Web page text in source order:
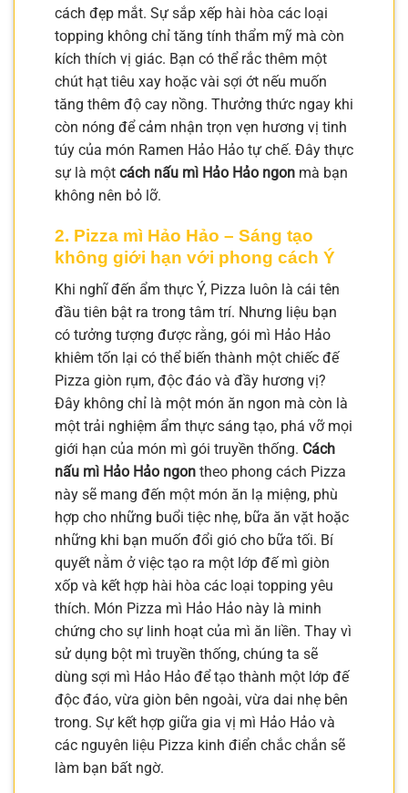
cách đẹp mắt. Sự sắp xếp hài hòa các loại
topping không chỉ tăng tính thẩm mỹ mà còn
kích thích vị giác. Bạn có thể rắc thêm một
chút hạt tiêu xay hoặc vài sợi ớt nếu muốn
tăng thêm độ cay nồng. Thưởng thức ngay khi
còn nóng để cảm nhận trọn vẹn hương vị tinh
túy của món Ramen Hảo Hảo tự chế. Đây thực
sự là một cách nấu mì Hảo Hảo ngon mà bạn
không nên bỏ lỡ.
2. Pizza mì Hảo Hảo – Sáng tạo
không giới hạn với phong cách Ý
Khi nghĩ đến ẩm thực Ý, Pizza luôn là cái tên
đầu tiên bật ra trong tâm trí. Nhưng liệu bạn
có tưởng tượng được rằng, gói mì Hảo Hảo
khiêm tốn lại có thể biến thành một chiếc đế
Pizza giòn rụm, độc đáo và đầy hương vị?
Đây không chỉ là một món ăn ngon mà còn là
một trải nghiệm ẩm thực sáng tạo, phá vỡ mọi
giới hạn của món mì gói truyền thống. Cách
nấu mì Hảo Hảo ngon theo phong cách Pizza
này sẽ mang đến một món ăn lạ miệng, phù
hợp cho những buổi tiệc nhẹ, bữa ăn vặt hoặc
những khi bạn muốn đổi gió cho bữa tối. Bí
quyết nằm ở việc tạo ra một lớp đế mì giòn
xốp và kết hợp hài hòa các loại topping yêu
thích. Món Pizza mì Hảo Hảo này là minh
chứng cho sự linh hoạt của mì ăn liền. Thay vì
sử dụng bột mì truyền thống, chúng ta sẽ
dùng sợi mì Hảo Hảo để tạo thành một lớp đế
độc đáo, vừa giòn bên ngoài, vừa dai nhẹ bên
trong. Sự kết hợp giữa gia vị mì Hảo Hảo và
các nguyên liệu Pizza kinh điển chắc chắn sẽ
làm bạn bất ngờ.